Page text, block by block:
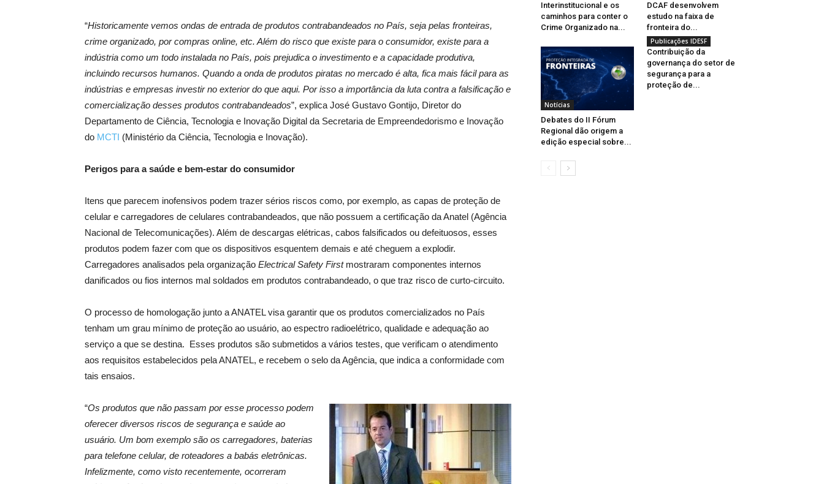
“Historicamente vemos ondas de entrada de produtos contrabandeados no País, seja pelas fronteiras,
crime organizado, por compras online, etc. Além do risco que existe para o consumidor, existe para a
indústria como um todo instalada no País, pois prejudica o investimento e a capacidade produtiva,
incluindo recursos humanos. Quando a onda de produtos piratas no mercado é alta, fica mais fácil para as
indústrias e empresas investir no exterior do que aqui. Por isso a importância da luta contra a falsificação e
comercialização desses produtos contrabandeados”, explica José Gustavo Gontijo, Diretor do
Departamento de Ciência, Tecnologia e Inovação Digital da Secretaria de Empreendedorismo e Inovação
do MCTI (Ministério da Ciência, Tecnologia e Inovação).
Perigos para a saúde e bem-estar do consumidor
Itens que parecem inofensivos podem trazer sérios riscos como, por exemplo, as capas de proteção de
celular e carregadores de celulares contrabandeados, que não possuem a certificação da Anatel (Agência
Nacional de Telecomunicações). Além de descargas elétricas, cabos falsificados ou defeituosos, esses
produtos podem fazer com que os dispositivos esquentem demais e até cheguem a explodir.
Carregadores analisados pela organização Electrical Safety Firstmostraram componentes internos
danificados ou fios internos mal soldados em produtos contrabandeado, o que traz risco de curto-circuito.
O processo de homologação junto a ANATEL visa garantir que os produtos comercializados no País
tenham um grau mínimo de proteção ao usuário, ao espectro radioelétrico, qualidade e adequação ao
serviço a que se destina. Esses produtos são submetidos a vários testes, que verificam o atendimento
aos requisitos estabelecidos pela ANATEL, e recebem o selo da Agência, que indica a conformidade com
tais ensaios.
“Os produtos que não passam por esse processo podem
oferecer diversos riscos de segurança e saúde ao
usuário. Um bom exemplo são os carregadores, baterias
para telefone celular, de roteadores a babás eletrônicas.
Infelizmente, como visto recentemente, ocorreram
Interinstitucional e os
caminhos para conter o
Crime Organizado na...
DCAF desenvolvem
estudo na faixa de
fronteira do...
Notícias
Debates do II Fórum
Regional dão origem a
edição especial sobre...
Publicações IDESF
Contribuição da
governança do setor de
segurança para a
proteção de...